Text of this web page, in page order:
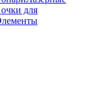
для